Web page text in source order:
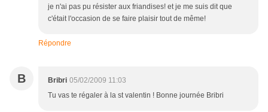
je n'ai pas pu résister aux friandises! et je me suis dit que
c'était l'occasion de se faire plaisir tout de même!
Répondre
B Bribri 05/02/2009 11:03
Tu vas te régaler à la st valentin ! Bonne journée Bribri